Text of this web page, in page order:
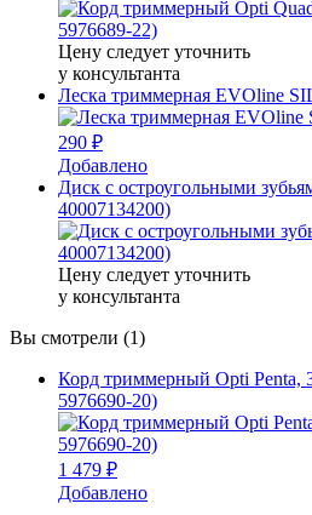
Цену следует уточнить
у консультанта
Леска триммерная EVOline
290 ₽
Добавлено
Диск с остроугольными
40007134200)
Цену следует уточнить
у консультанта
Вы смотрели (1)
Корд триммерный Opti Penta,
5976690-20)
1 479 ₽
Добавлено